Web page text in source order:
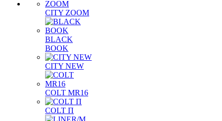
CITY ZOOM
BLACK
BOOK
CITY NEW
COLT MR16
COLT П